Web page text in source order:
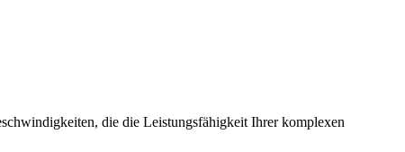
die die Leistungsfähigkeit Ihrer komplexen